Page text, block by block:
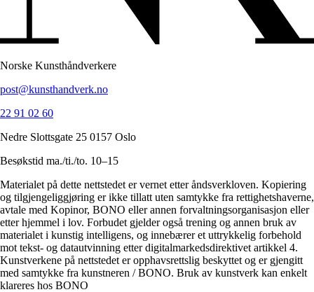
Norske Kunsthåndverkere
post@kunsthandverk.no
22 91 02 60
Nedre Slottsgate 25 0157 Oslo
Besøkstid ma./ti./to. 10–15
Materialet på dette nettstedet er vernet etter åndsverkloven. Kopiering
og tilgjengeliggjøring er ikke tillatt uten samtykke fra rettighetshaverne,
avtale med Kopinor, BONO eller annen forvaltningsorganisasjon eller
etter hjemmel i lov. Forbudet gjelder også trening og annen bruk av
materialet i kunstig intelligens, og innebærer et uttrykkelig forbehold
mot tekst- og datautvinning etter digitalmarkedsdirektivet artikkel 4.
Kunstverkene på nettstedet er opphavsrettslig beskyttet og er gjengitt
med samtykke fra kunstneren / BONO. Bruk av kunstverk kan enkelt
klareres hos BONO